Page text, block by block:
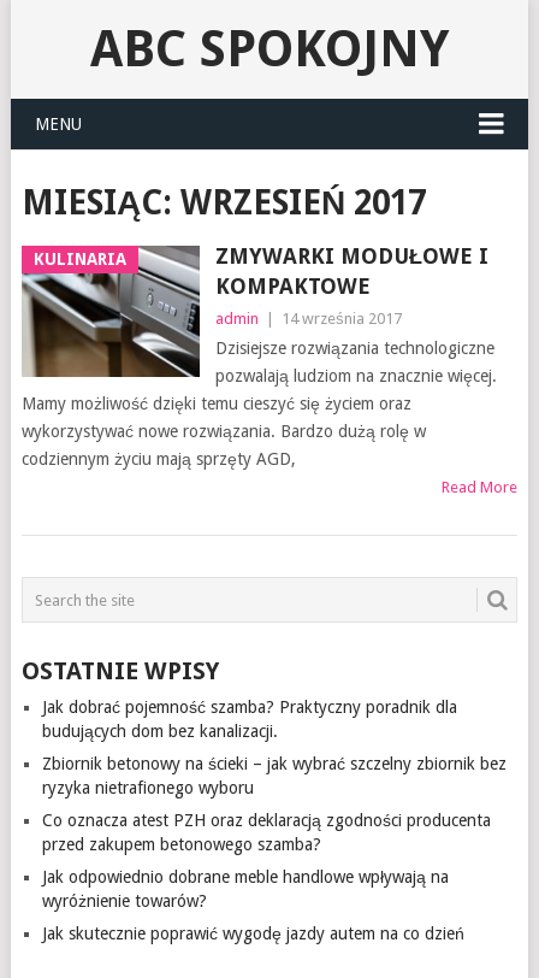
ABC SPOKOJNY
MENU
MIESIĄC: WRZESIEŃ 2017
KULINARIA
ZMYWARKI MODUŁOWE I
KOMPAKTOWE
admin 14 września 2017
Dzisiejsze rozwiązania technologiczne
pozwalają ludziom na znacznie więcej.
Mamy możliwość dzięki temu cieszyć się życiem oraz
wykorzystywać nowe rozwiązania. Bardzo dużą rolę w
codziennym życiu mają sprzęty AGD,
Read More
OSTATNIE WPISY
Jak dobrać pojemność szamba? Praktyczny poradnik dla
budujących dom bez kanalizacji.
Zbiornik betonowy na ścieki – jak wybrać szczelny zbiornik bez
ryzyka nietrafionego wyboru
Co oznacza atest PZH oraz deklaracją zgodności producenta
przed zakupem betonowego szamba?
Jak odpowiednio dobrane meble handlowe wpływają na
wyróżnienie towarów?
Jak skutecznie poprawić wygodę jazdy autem na co dzień